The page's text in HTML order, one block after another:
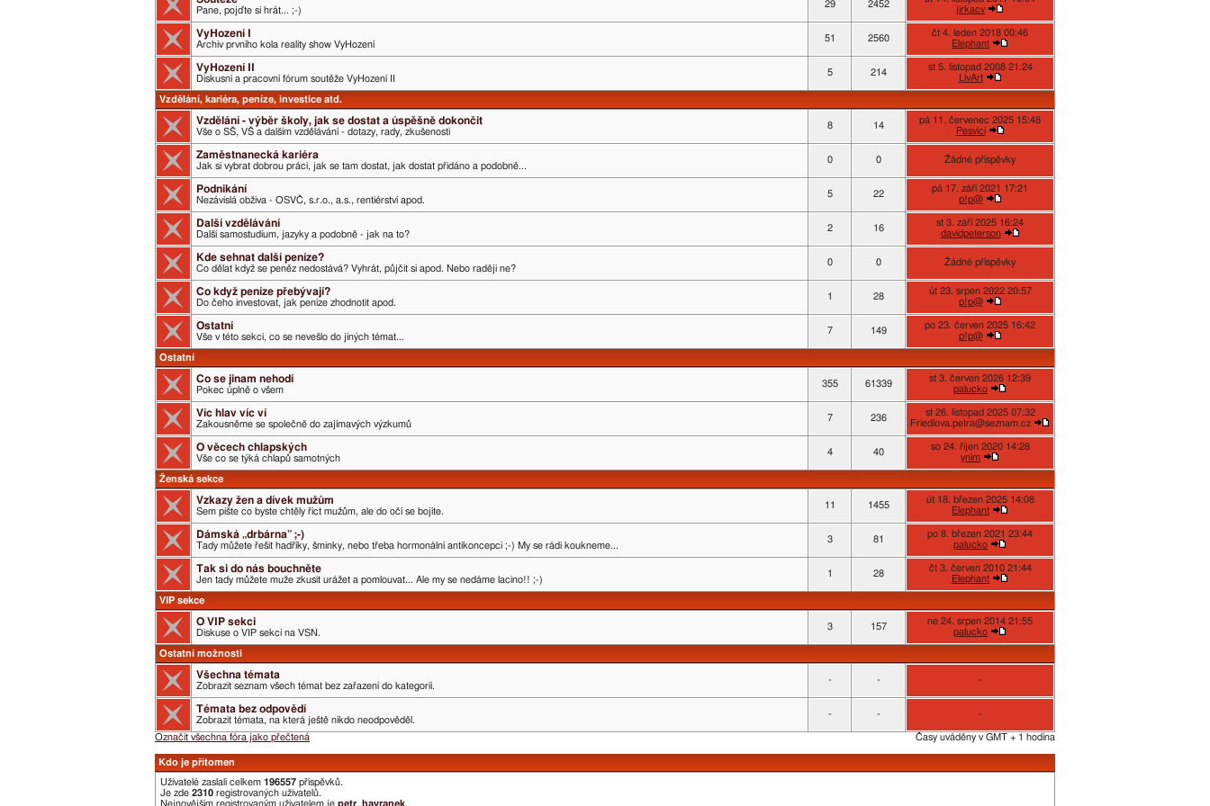
Pane, pojďte si hrát... ;-)
29 2452
jirkacv
VyHození I
Archiv prvního kola reality show VyHození
51 2560
čt 4. leden 2018 00:46
Elephant
VyHození II
Diskusní a pracovní fórum soutěže VyHození II
5 214
st 5. listopad 2008 21:24
LivArt
Vzdělání, kariéra, peníze, investice atd.
Vzdělání - výběr školy, jak se dostat a úspěšně dokončit
Vše o SŠ, VŠ a dalším vzdělávání - dotazy, rady, zkušenosti
8 14
pá 11. červenec 2025 15:48
Pesvici
Zaměstnanecká kariéra
Jak si vybrat dobrou práci, jak se tam dostat, jak dostat přidáno a podobně...
0 0 Žádné příspěvky
Podnikání
Nezávislá obživa - OSVČ, s.r.o., a.s., rentiérství apod.
5 22
pá 17. září 2021 17:21
p!p@
Další vzdělávání
Další samostudium, jazyky a podobně - jak na to?
2 16
st 3. září 2025 16:24
davidpeterson
Kde sehnat další peníze?
Co dělat když se peněz nedostává? Vyhrát, půjčit si apod. Nebo raději ne?
0 0 Žádné příspěvky
Co když peníze přebývají?
Do čeho investovat, jak peníze zhodnotit apod.
1 28
út 23. srpen 2022 20:57
p!p@
Ostatní
Vše v této sekci, co se nevešlo do jiných témat...
7 149
po 23. červen 2025 16:42
p!p@
Ostatní
Co se jinam nehodí
Pokec úplně o všem
355 61339
st 3. červen 2026 12:39
palucko
Víc hlav víc ví
Zakousněme se společně do zajímavých výzkumů
7 236
st 26. listopad 2025 07:32
Friedlova.petra@seznam.cz
O věcech chlapských
Vše co se týká chlapů samotných
4 40
so 24. říjen 2020 14:28
ynim
Ženská sekce
Vzkazy žen a dívek mužům
Sem pište co byste chtěly říct mužům, ale do očí se bojíte.
11 1455
út 18. březen 2025 14:08
Elephant
Dámská „drbárna” ;-)
Tady můžete řešit hadříky, šminky, nebo třeba hormonální antikoncepci ;-) My se rádi koukneme...
3 81
po 8. březen 2021 23:44
palucko
Tak si do nás bouchněte
Jen tady můžete muže zkusit urážet a pomlouvat... Ale my se nedáme lacino!! ;-)
1 28
čt 3. červen 2010 21:44
Elephant
VIP sekce
O VIP sekci
Diskuse o VIP sekci na VSN.
3 157
ne 24. srpen 2014 21:55
palucko
Ostatní možnosti
Všechna témata
Zobrazit seznam všech témat bez zařazení do kategorií.
- - -
Témata bez odpovědí
Zobrazit témata, na která ještě nikdo neodpověděl.
- - -
Časy uváděny v GMT + 1 hodina
Označit všechna fóra jako přečtená
Kdo je přítomen
Uživatelé zaslali celkem 196557 příspěvků.
Je zde 2310 registrovaných uživatelů.
Nejnovějším registrovaným uživatelem je petr_havranek.